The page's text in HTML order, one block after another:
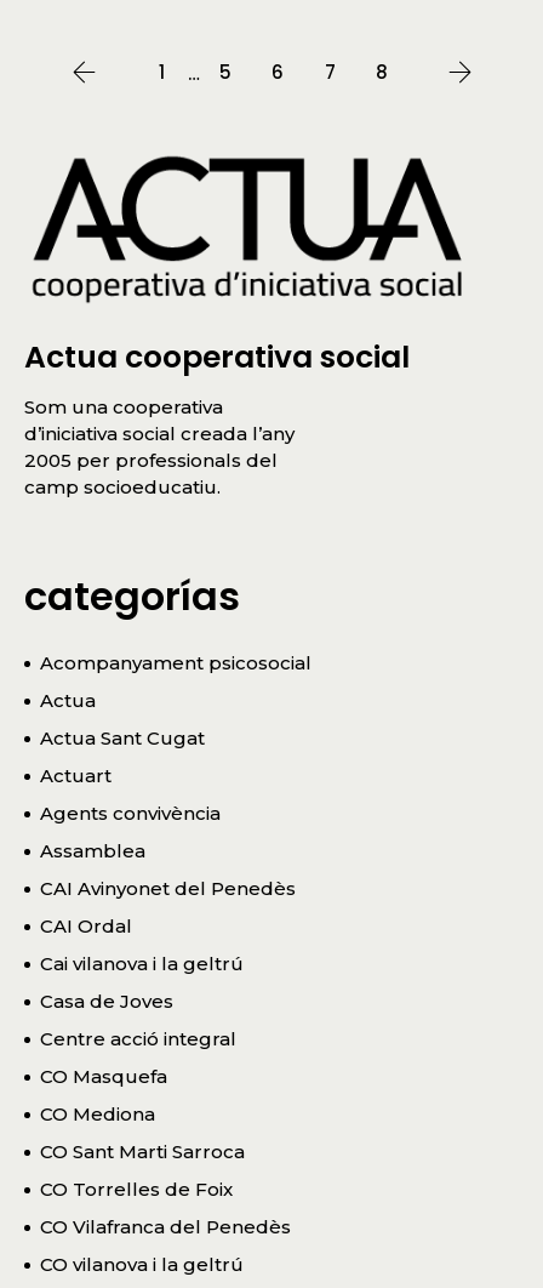
1 … 5 6 7 8
Actua cooperativa social
Som una cooperativa
d’iniciativa social creada l’any
2005 per professionals del
camp socioeducatiu.
categorías
Acompanyament psicosocial
Actua
Actua Sant Cugat
Actuart
Agents convivència
Assamblea
CAI Avinyonet del Penedès
CAI Ordal
Cai vilanova i la geltrú
Casa de Joves
Centre acció integral
CO Masquefa
CO Mediona
CO Sant Marti Sarroca
CO Torrelles de Foix
CO Vilafranca del Penedès
CO vilanova i la geltrú